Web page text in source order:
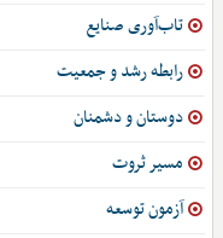
تاب‌آوری صنایع
رابطه رشد و جمعیت
دوستان و دشمنان
مسیر ثروت
آزمون توسعه